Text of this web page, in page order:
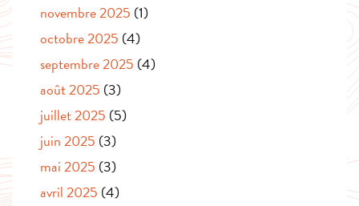
novembre 2025 (1)
octobre 2025 (4)
septembre 2025 (4)
août 2025 (3)
juillet 2025 (5)
juin 2025 (3)
mai 2025 (3)
avril 2025 (4)